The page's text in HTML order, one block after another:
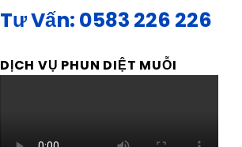
Tư Vấn: 0583 226 226
DỊCH VỤ PHUN DIỆT MUỖI